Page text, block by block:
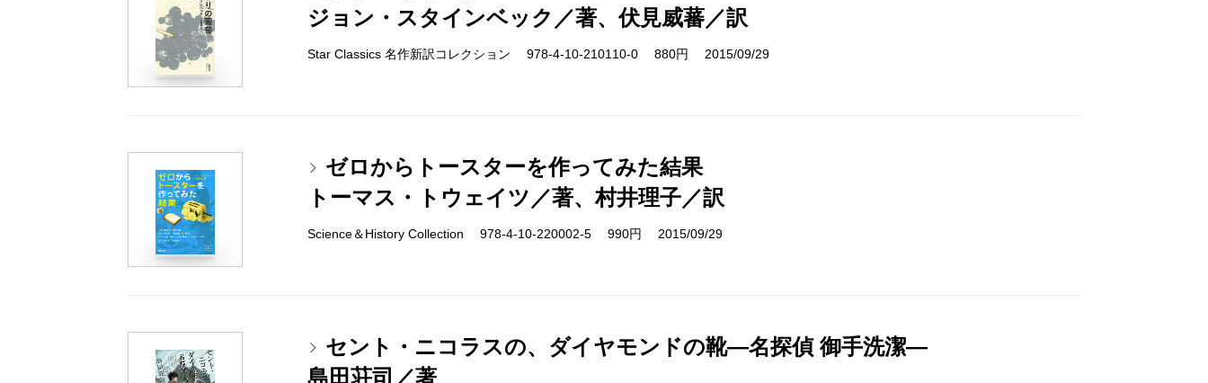
ジョン・スタインベック／著、伏見威蕃／訳
Star Classics 名作新訳コレクション 978-4-10-210110-0 880円 2015/09/29
ゼロからトースターを作ってみた結果
トーマス・トウェイツ／著、村井理子／訳
Science＆History Collection 978-4-10-220002-5 990円 2015/09/29
セント・ニコラスの、ダイヤモンドの靴―名探偵 御手洗潔―
島田荘司／著